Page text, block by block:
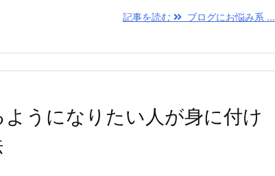
記事を読む ブログにお悩み系 ...
うになりたい人が身に付け